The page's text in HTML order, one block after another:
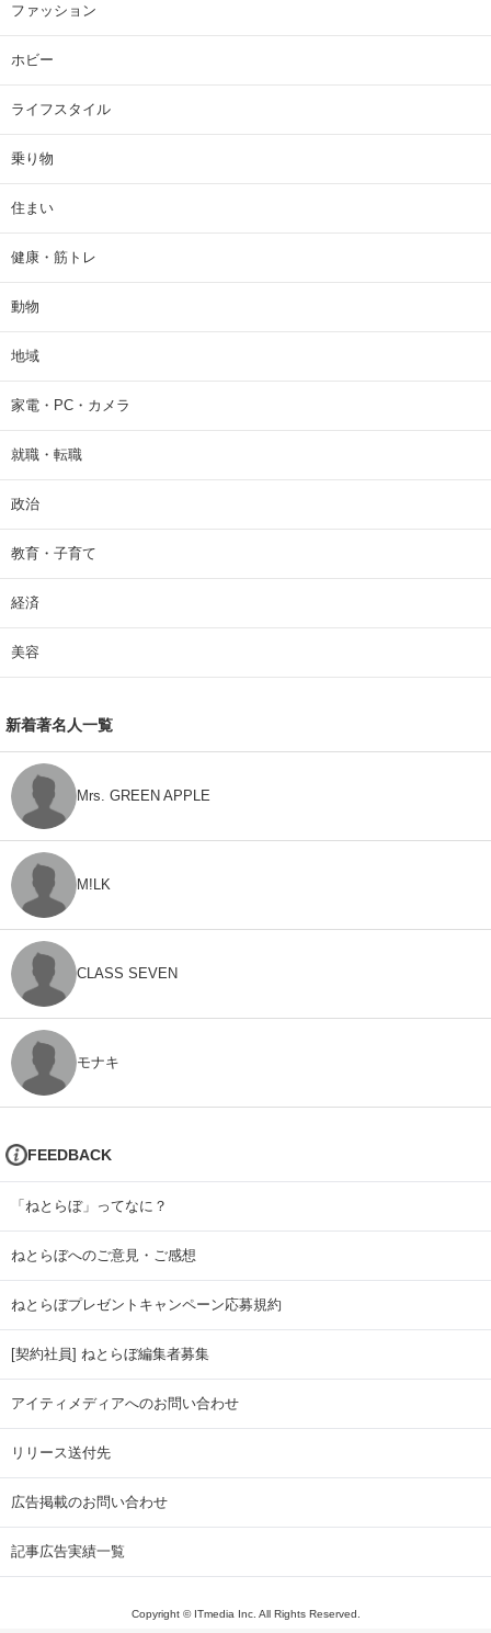
ファッション
ホビー
ライフスタイル
乗り物
住まい
健康・筋トレ
動物
地域
家電・PC・カメラ
就職・転職
政治
教育・子育て
経済
美容
新着著名人一覧
Mrs. GREEN APPLE
M!LK
CLASS SEVEN
モナキ
FEEDBACK
「ねとらぼ」ってなに？
ねとらぼへのご意見・ご感想
ねとらぼプレゼントキャンペーン応募規約
[契約社員] ねとらぼ編集者募集
アイティメディアへのお問い合わせ
リリース送付先
広告掲載のお問い合わせ
記事広告実績一覧
Copyright © ITmedia Inc. All Rights Reserved.